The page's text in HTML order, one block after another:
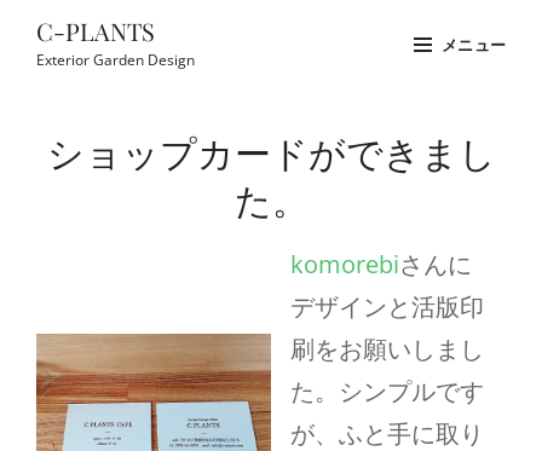
C-PLANTS
Exterior Garden Design
メニュー
Overlayショップカードができまし
た。
komorebiさんに
デザインと活版印
刷をお願いしまし
た。シンプルです
が、ふと手に取り